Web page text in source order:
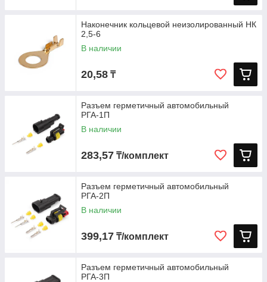
Наконечник кольцевой неизолированный НК
2,5-6
В наличии
20,58 ₸
Разъем герметичный автомобильный
РГА-1П
В наличии
283,57 ₸/комплект
Разъем герметичный автомобильный
РГА-2П
В наличии
399,17 ₸/комплект
Разъем герметичный автомобильный
РГА-3П